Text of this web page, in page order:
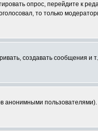
опрос, перейдите к
то только
создавать сообщения и
анонимными